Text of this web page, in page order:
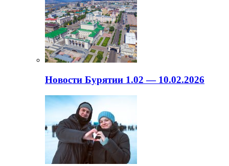
Новости Бурятии 1.02 — 10.02.2026